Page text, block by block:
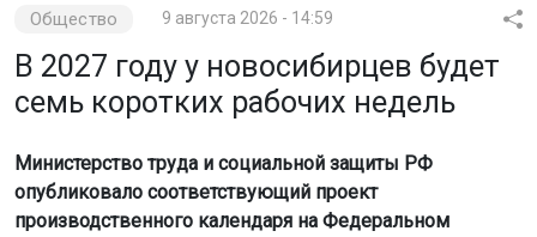
Общество 9 августа 2026 - 14:59
В 2027 году у новосибирцев будет
семь коротких рабочих недель
Министерство труда и социальной защиты РФ
опубликовало соответствующий проект
производственного календаря на Федеральном